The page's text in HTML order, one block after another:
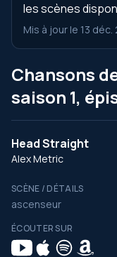
les scènes
Mis à jour le 13 déc.
Chansons
saison 1,
Head Straight
Alex Metric
SCÈNE / DÉTAILS
ascenseur
ÉCOUTER SUR